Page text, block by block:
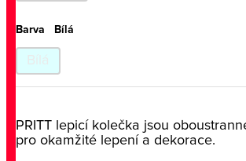
Barva Bílá
PRITT lepicí kolečka jsou
pro okamžité lepení a dekorace.